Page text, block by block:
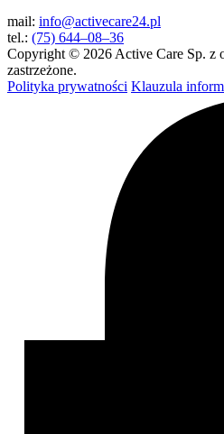
mail: info@activecare24.pl
tel.: (75) 644–08–36
Copyright © 2026 Active Care Sp. z
zastrzeżone.
Polityka prywatności Klauzula